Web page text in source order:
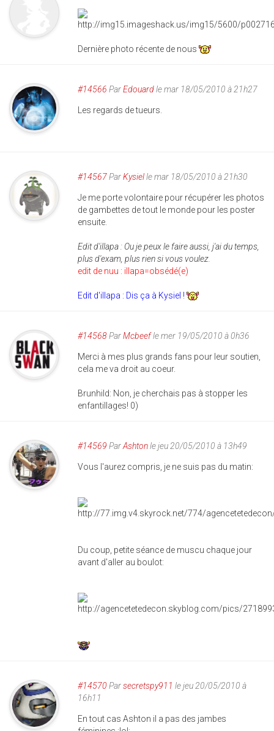
Dernière photo récente de nous
#14566 ParEdouardle mar 18/05/2010 à 21h27
Les regards de tueurs.
#14567ParKysielle mar 18/05/2010 à 21h30
Je me porte volontaire pour récupérer les photos
de gambettes de tout le monde pour les poster
ensuite.
Edit d'illapa : Ou je peux le faire aussi, j'ai du temps,
plus d'exam, plus rien si vous voulez.
edit de nuu : illapa=obsédé(e)
Edit d'illapa : Dis ça à Kysiel !
#14568ParMcbeefle mer 19/05/2010 à 0h36
Merci à mes plus grands fans pour leur soutien,
cela me va droit au coeur.
Brunhild: Non, je cherchais pas à stopper les
enfantillages! 0)
#14569 ParAshtonle jeu 20/05/2010 à 13h49
Vous l'aurez compris, je ne suis pas du matin:
Du coup, petite séance de muscu chaque jour
avant d'aller au boulot:
#14570 Parsecretspy911 le jeu 20/05/2010 à
16h11
En tout cas Ashton il a pas des jambes